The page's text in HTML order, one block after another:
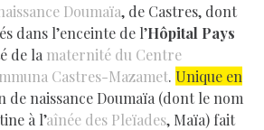
Doumaïa, de Castres, dont
dans l’enceinte de l’Hôpital Pays
de la maternité du Centre
Castres-Mazamet. Unique en
de naissance Doumaïa (dont le nom
à l’aînée des Pleïades, Maïa) fait